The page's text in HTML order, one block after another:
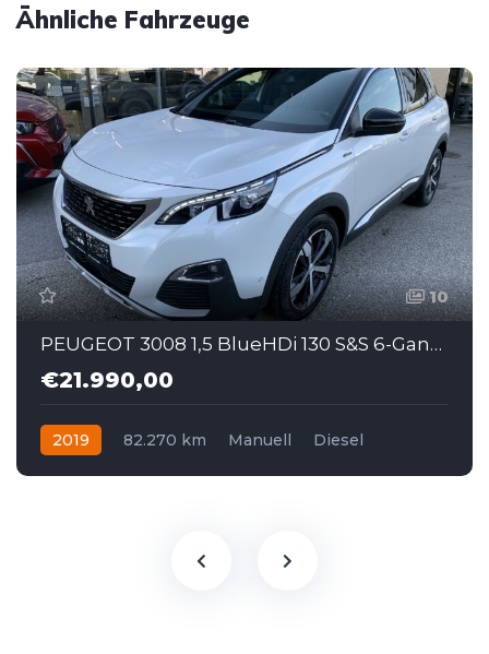
Ähnliche Fahrzeuge
10
PEUGEOT 3008 1,5 BlueHDi 130 S&S 6-Gang GT Line
€21.990,00
2019 82.270 km Manuell
Diesel